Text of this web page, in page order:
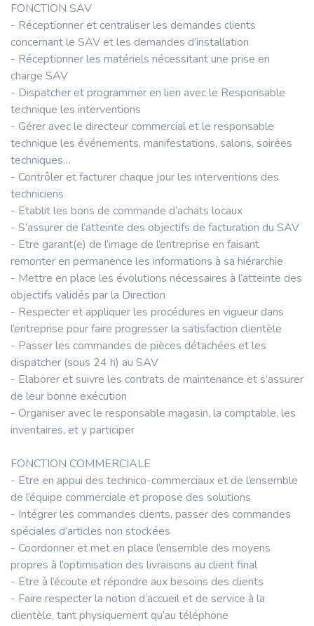
FONCTION SAV
- Réceptionner et centraliser les demandes clients
concernant le SAV et les demandes d’installation
- Réceptionner les matériels nécessitant une prise en
charge SAV
- Dispatcher et programmer en lien avec le Responsable
technique les interventions
- Gérer avec le directeur commercial et le responsable
technique les événements, manifestations, salons, soirées
techniques…
- Contrôler et facturer chaque jour les interventions des
techniciens
- Etablit les bons de commande d’achats locaux
- S’assurer de l’atteinte des objectifs de facturation du SAV
- Etre garant(e) de l’image de l’entreprise en faisant
remonter en permanence les informations à sa hiérarchie
- Mettre en place les évolutions nécessaires à l’atteinte des
objectifs validés par la Direction
- Respecter et appliquer les procédures en vigueur dans
l’entreprise pour faire progresser la satisfaction clientèle
- Passer les commandes de pièces détachées et les
dispatcher (sous 24 h) au SAV
- Elaborer et suivre les contrats de maintenance et s’assurer
de leur bonne exécution
- Organiser avec le responsable magasin, la comptable, les
inventaires, et y participer
FONCTION COMMERCIALE
- Etre en appui des technico-commerciaux et de l’ensemble
de l’équipe commerciale et propose des solutions
- Intégrer les commandes clients, passer des commandes
spéciales d’articles non stockées
- Coordonner et met en place l’ensemble des moyens
propres à l’optimisation des livraisons au client final
- Etre à l’écoute et répondre aux besoins des clients
- Faire respecter la notion d’accueil et de service à la
clientèle, tant physiquement qu’au téléphone